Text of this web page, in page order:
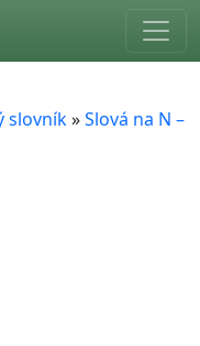
slovník»Slová na N –